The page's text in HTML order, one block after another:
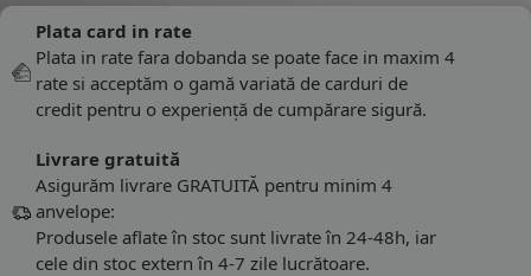
Plata card in rate
Plata in rate fara dobanda se poate face in maxim 4
rate si acceptăm o gamă variată de carduri de
credit pentru o experiență de cumpărare sigură.
Livrare gratuită
Asigurăm livrare GRATUITĂ pentru minim 4
anvelope:
Produsele aflate în stoc sunt livrate în 24-48h, iar
cele din stoc extern în 4-7 zile lucrătoare.